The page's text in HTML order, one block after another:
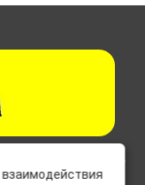
офертой (ст.435,